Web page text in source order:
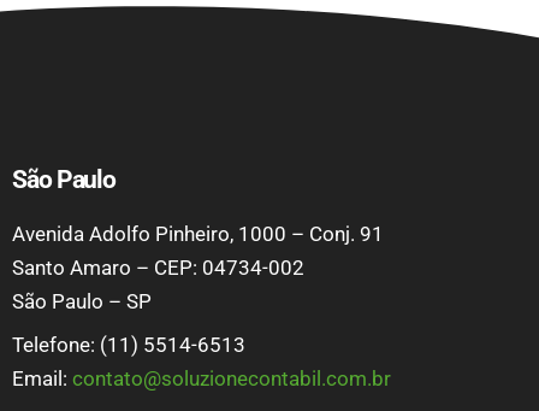
São Paulo
Avenida Adolfo Pinheiro, 1000 – Conj. 91
Santo Amaro – CEP: 04734-002
São Paulo – SP
Telefone: (11) 5514-6513
Email: contato@soluzionecontabil.com.br